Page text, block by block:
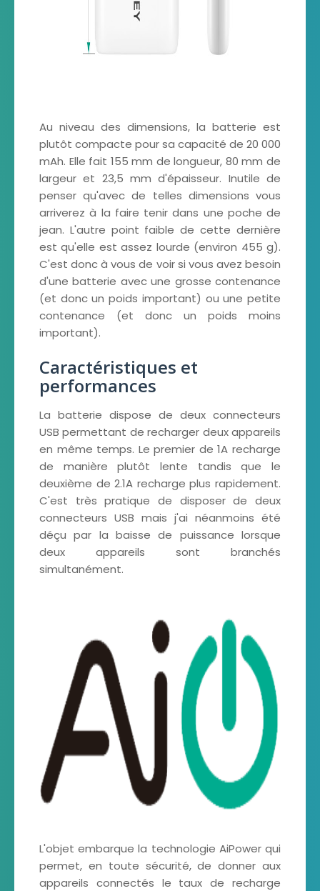
Au niveau des dimensions, la batterie est
plutôt compacte pour sa capacité de 20 000
mAh. Elle fait 155 mm de longueur, 80 mm de
largeur et 23,5 mm d'épaisseur. Inutile de
penser qu'avec de telles dimensions vous
arriverez à la faire tenir dans une poche de
jean. L'autre point faible de cette dernière
est qu'elle est assez lourde (environ 455 g).
C'est donc à vous de voir si vous avez besoin
d'une batterie avec une grosse contenance
(et donc un poids important) ou une petite
contenance (et donc un poids moins
important).
Caractéristiques et
performances
La batterie dispose de deux connecteurs
USB permettant de recharger deux appareils
en même temps. Le premier de 1A recharge
de manière plutôt lente tandis que le
deuxième de 2.1A recharge plus rapidement.
C'est très pratique de disposer de deux
connecteurs USB mais j'ai néanmoins été
déçu par la baisse de puissance lorsque
deux appareils sont branchés
simultanément.
L'objet embarque la technologie AiPower qui
permet, en toute sécurité, de donner aux
appareils connectés le taux de recharge